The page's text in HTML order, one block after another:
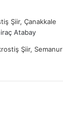
Şiir, Çanakkale
Atabay
Şiir, Semanur